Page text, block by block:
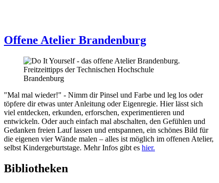
Offene Atelier Brandenburg
"Mal mal wieder!" - Nimm dir Pinsel und Farbe und leg los oder
töpfere dir etwas unter Anleitung oder Eigenregie. Hier lässt sich
viel entdecken, erkunden, erforschen, experimentieren und
entwickeln. Oder auch einfach mal abschalten, den Gefühlen und
Gedanken freien Lauf lassen und entspannen, ein schönes Bild für
die eigenen vier Wände malen – alles ist möglich im offenen Atelier,
selbst Kindergeburtstage. Mehr Infos gibt es hier.
Bibliotheken